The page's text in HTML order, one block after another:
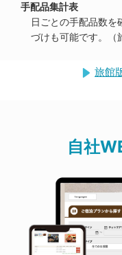
手配品集計表
日ごとの手配品数を
づけも可能です。（
旅館
自社